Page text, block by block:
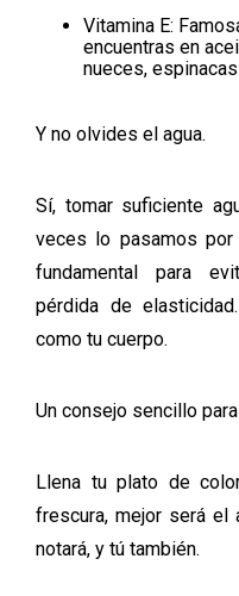
Vitamina E:
encuentras en
nueces,
Y no olvides el agua.
Sí, tomar suficiente
veces lo pasamos por
fundamental para
pérdida de
como tu cuerpo.
Un consejo sencillo
Llena tu plato de
frescura, mejor será el
notará, y tú también.